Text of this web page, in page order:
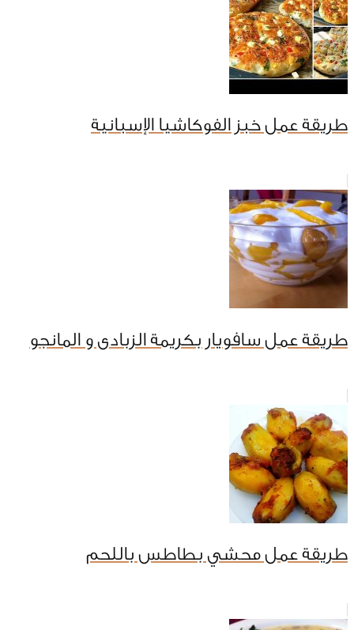
طريقة عمل خبز الفوكاشيا الإسبانية
طريقة عمل سافويار بكريمة الزبادى و المانجو
طريقة عمل محشي بطاطس باللحم